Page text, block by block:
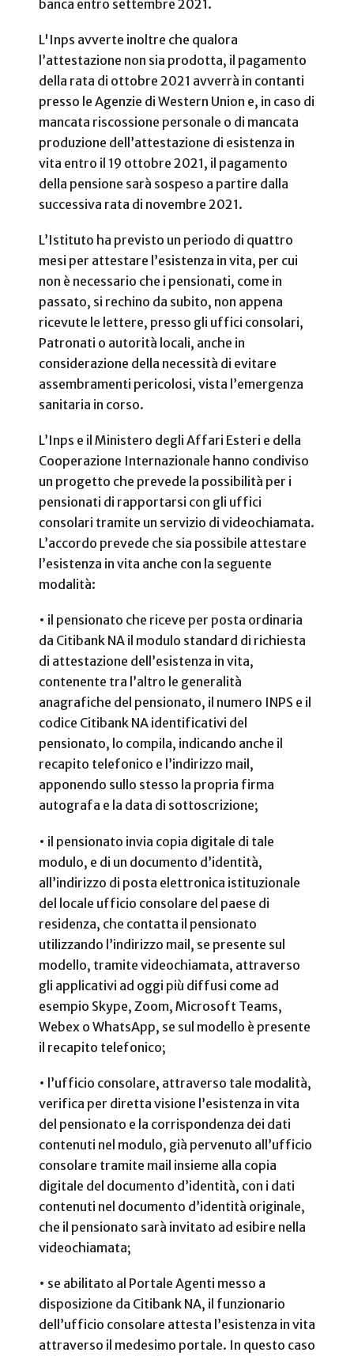
banca entro settembre 2021.
L'Inps avverte inoltre che qualora
l’attestazione non sia prodotta, il pagamento
della rata di ottobre 2021 avverrà in contanti
presso le Agenzie di Western Union e, in caso di
mancata riscossione personale o di mancata
produzione dell’attestazione di esistenza in
vita entro il 19 ottobre 2021, il pagamento
della pensione sarà sospeso a partire dalla
successiva rata di novembre 2021.
L’Istituto ha previsto un periodo di quattro
mesi per attestare l’esistenza in vita, per cui
non è necessario che i pensionati, come in
passato, si rechino da subito, non appena
ricevute le lettere, presso gli uffici consolari,
Patronati o autorità locali, anche in
considerazione della necessità di evitare
assembramenti pericolosi, vista l’emergenza
sanitaria in corso.
L’Inps e il Ministero degli Affari Esteri e della
Cooperazione Internazionale hanno condiviso
un progetto che prevede la possibilità per i
pensionati di rapportarsi con gli uffici
consolari tramite un servizio di videochiamata.
L’accordo prevede che sia possibile attestare
l’esistenza in vita anche con la seguente
modalità:
• il pensionato che riceve per posta ordinaria
da Citibank NA il modulo standard di richiesta
di attestazione dell’esistenza in vita,
contenente tra l’altro le generalità
anagrafiche del pensionato, il numero INPS e il
codice Citibank NA identificativi del
pensionato, lo compila, indicando anche il
recapito telefonico e l’indirizzo mail,
apponendo sullo stesso la propria firma
autografa e la data di sottoscrizione;
• il pensionato invia copia digitale di tale
modulo, e di un documento d’identità,
all’indirizzo di posta elettronica istituzionale
del locale ufficio consolare del paese di
residenza, che contatta il pensionato
utilizzando l’indirizzo mail, se presente sul
modello, tramite videochiamata, attraverso
gli applicativi ad oggi più diffusi come ad
esempio Skype, Zoom, Microsoft Teams,
Webex o WhatsApp, se sul modello è presente
il recapito telefonico;
• l’ufficio consolare, attraverso tale modalità,
verifica per diretta visione l’esistenza in vita
del pensionato e la corrispondenza dei dati
contenuti nel modulo, già pervenuto all’ufficio
consolare tramite mail insieme alla copia
digitale del documento d’identità, con i dati
contenuti nel documento d’identità originale,
che il pensionato sarà invitato ad esibire nella
videochiamata;
• se abilitato al Portale Agenti messo a
disposizione da Citibank NA, il funzionario
dell’ufficio consolare attesta l’esistenza in vita
attraverso il medesimo portale. In questo caso